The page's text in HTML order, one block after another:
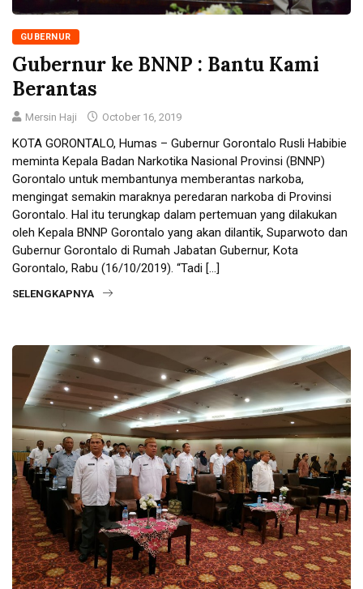
GUBERNUR
Gubernur ke BNNP : Bantu Kami
Berantas
Mersin Haji October 16, 2019
KOTA GORONTALO, Humas – Gubernur Gorontalo Rusli Habibie
meminta Kepala Badan Narkotika Nasional Provinsi (BNNP)
Gorontalo untuk membantunya memberantas narkoba,
mengingat semakin maraknya peredaran narkoba di Provinsi
Gorontalo. Hal itu terungkap dalam pertemuan yang dilakukan
oleh Kepala BNNP Gorontalo yang akan dilantik, Suparwoto dan
Gubernur Gorontalo di Rumah Jabatan Gubernur, Kota
Gorontalo, Rabu (16/10/2019). “Tadi […]
SELENGKAPNYA